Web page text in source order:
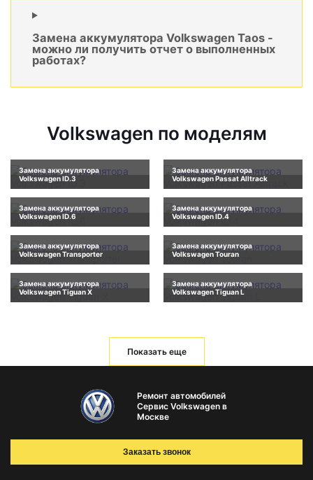
Замена аккумулятора Volkswagen Taos -
можно ли получить отчет о выполненных
работах?
Volkswagen по моделям
Замена аккумулятора
Volkswagen ID.3
Замена аккумулятора
Volkswagen Passat Alltrack
Замена аккумулятора
Volkswagen ID.6
Замена аккумулятора
Volkswagen ID.4
Замена аккумулятора
Volkswagen Transporter
Замена аккумулятора
Volkswagen Touran
Замена аккумулятора
Volkswagen Tiguan X
Замена аккумулятора
Volkswagen Tiguan L
Показать еще
Ремонт автомобилей
Сервис Volkswagen в
Москве
Заказать звонок